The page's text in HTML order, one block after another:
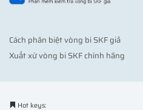
Cách phân biệt vòng bi SKF giả
Xuất xứ vòng bi SKF chính hãng
Hot keys: